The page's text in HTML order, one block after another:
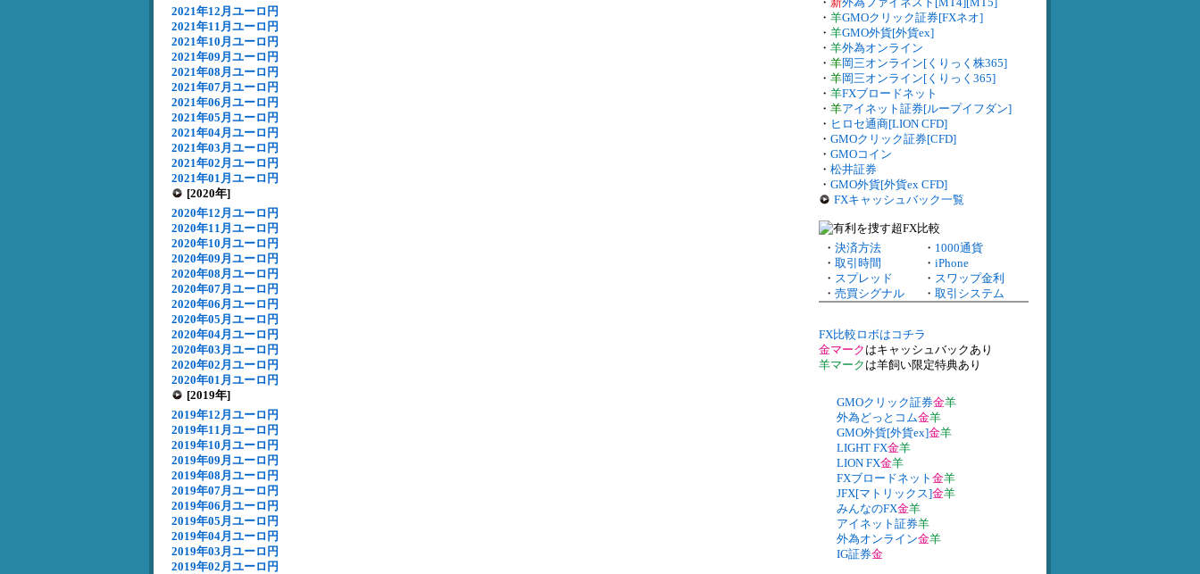
2021年12月ユーロ円
2021年11月ユーロ円
2021年10月ユーロ円
2021年09月ユーロ円
2021年08月ユーロ円
2021年07月ユーロ円
2021年06月ユーロ円
2021年05月ユーロ円
2021年04月ユーロ円
2021年03月ユーロ円
2021年02月ユーロ円
2021年01月ユーロ円
[2020年]
2020年12月ユーロ円
2020年11月ユーロ円
2020年10月ユーロ円
2020年09月ユーロ円
2020年08月ユーロ円
2020年07月ユーロ円
2020年06月ユーロ円
2020年05月ユーロ円
2020年04月ユーロ円
2020年03月ユーロ円
2020年02月ユーロ円
2020年01月ユーロ円
[2019年]
2019年12月ユーロ円
2019年11月ユーロ円
2019年10月ユーロ円
2019年09月ユーロ円
2019年08月ユーロ円
2019年07月ユーロ円
2019年06月ユーロ円
2019年05月ユーロ円
2019年04月ユーロ円
2019年03月ユーロ円
2019年02月ユーロ円
・ 羊GMOクリック証券[FXネオ]
・ 羊GMO外貨[外貨ex]
・ 羊外為オンライン
・ 羊岡三オンライン[くりっく株365]
・ 羊岡三オンライン[くりっく365]
・ 羊FXブロードネット
・ 羊アイネット証券[ループイフダン]
・ ヒロセ通商[LION CFD]
・ GMOクリック証券[CFD]
・ GMOコイン
・ 松井証券
・ GMO外貨[外貨ex CFD]
FXキャッシュバック一覧
・ 決済方法 ・ 1000通貨
・ 取引時間 ・ iPhone
・ スプレッド ・ スワップ金利
・ 売買シグナル ・ 取引システム
FX比較ロボはコチラ
金マーク はキャッシュバックあり
羊マーク は羊飼い限定特典あり
GMOクリック証券金羊
外為どっとコム金羊
GMO外貨[外貨ex]金羊
LIGHT FX金羊
LION FX金羊
FXブロードネット 金羊
JFX[マトリックス]金羊
みんなのFX金羊
アイネット証券羊
外為オンライン金羊
IG証券金